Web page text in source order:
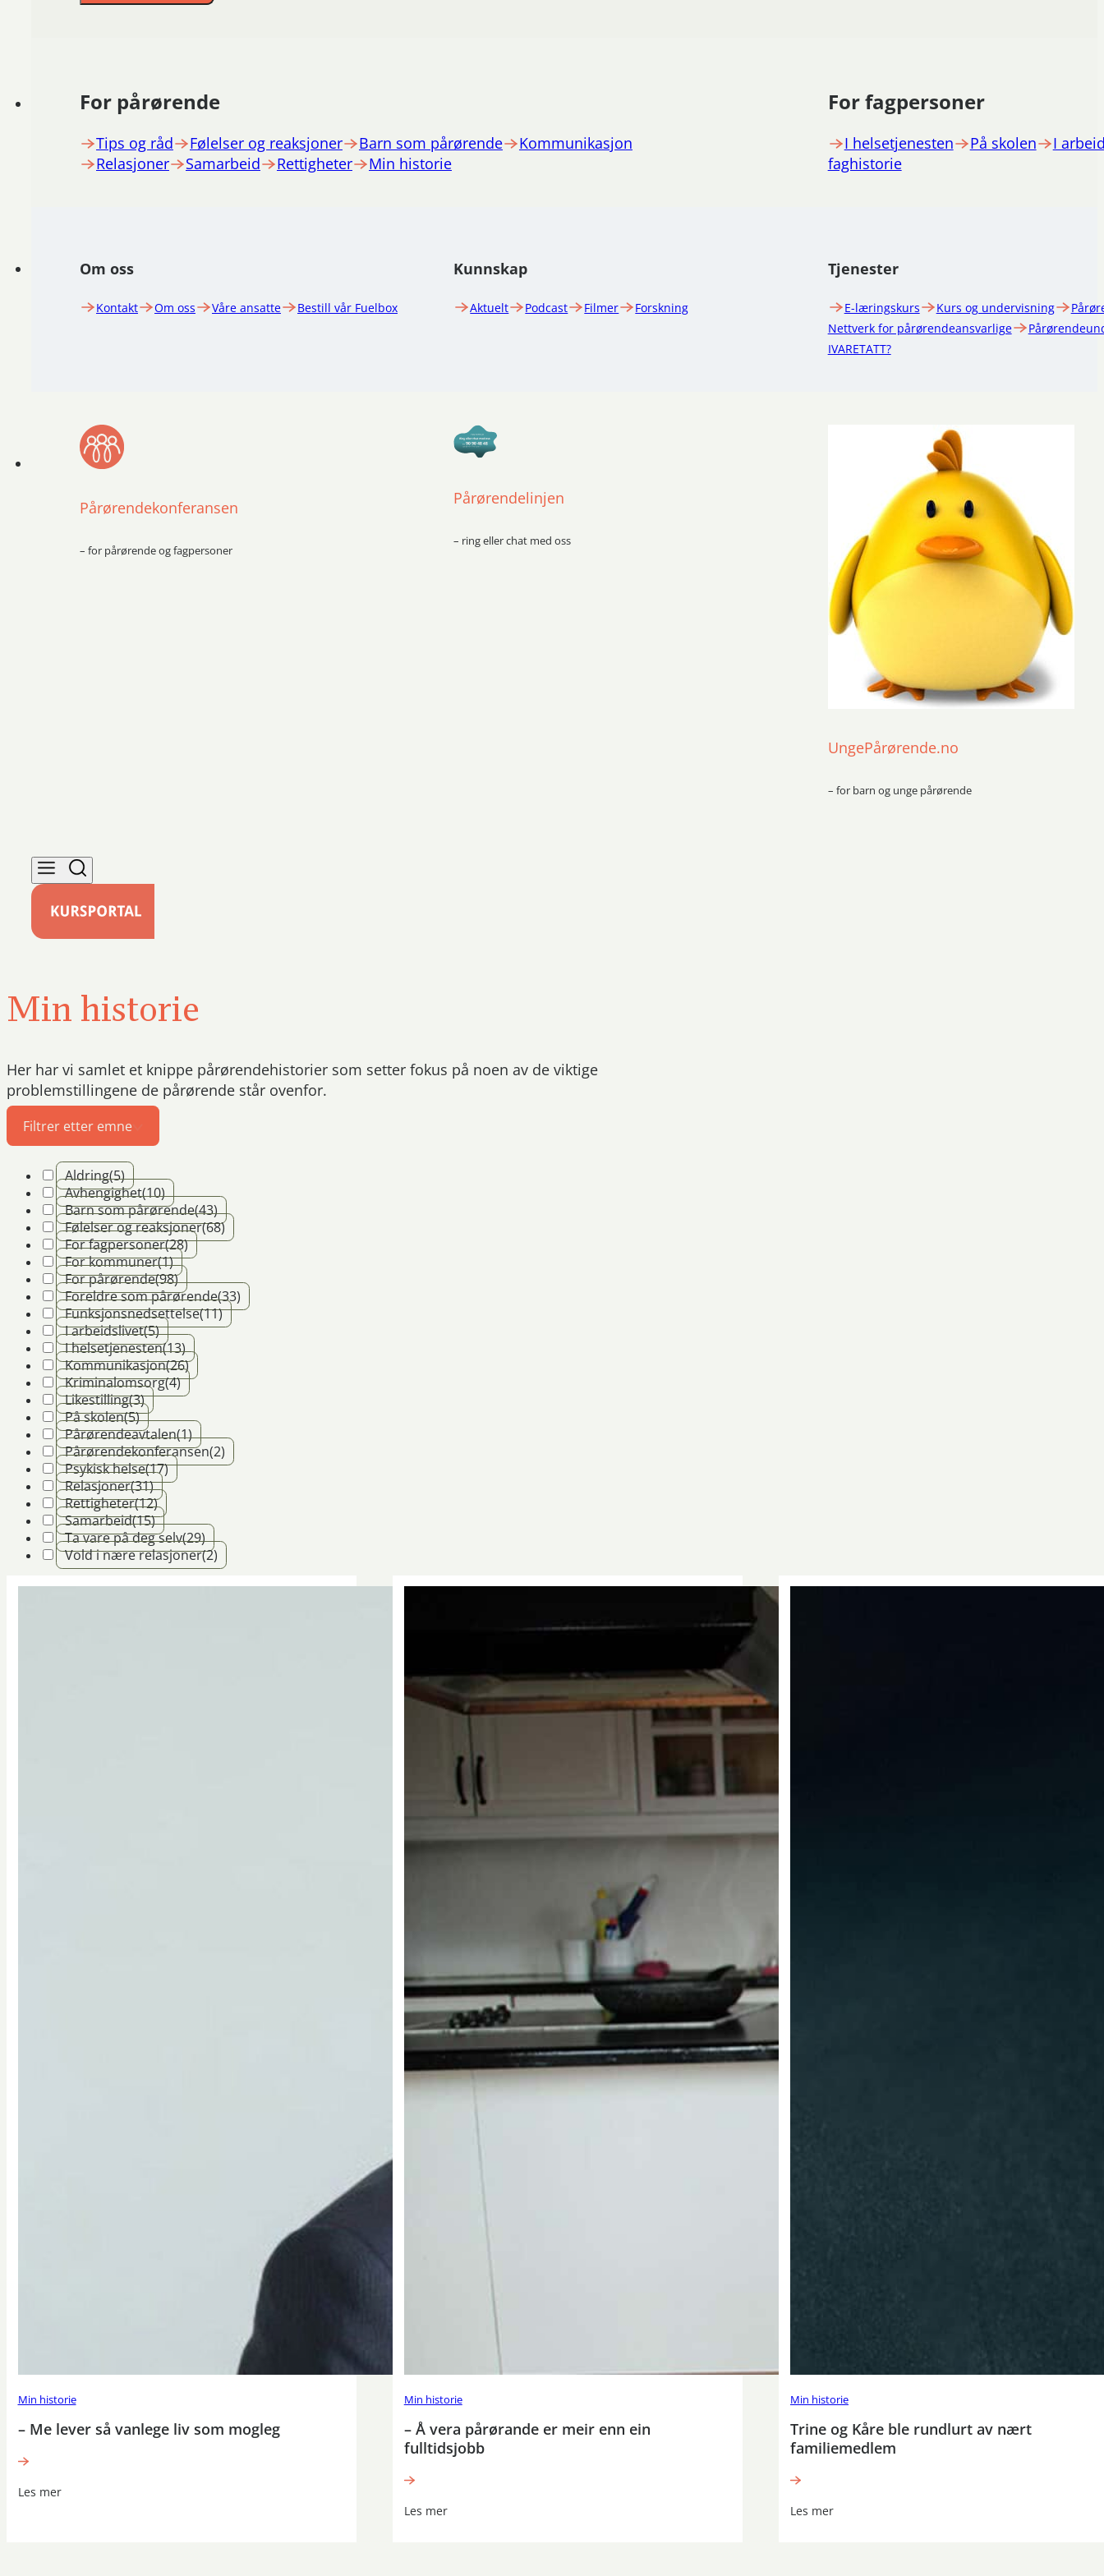
For pårørende
Tips og råd Følelser og reaksjoner Barn som pårørende
Kommunikasjon
Relasjoner
Samarbeid Rettigheter Min historie
For fagpersoner
I helsetjenesten På skolen
I
faghistorie
Om oss
Kontakt Om oss Våre ansatte Bestill vår Fuelbox
Kunnskap
Aktuelt Podcast Filmer Forskning
Tjenester
E-læringskurs Kurs og undervisning
Nettverk for pårørendeansvarlige
IVARETATT?
Pårørendekonferansen
– for pårørende og fagpersoner
Pårørendelinjen
– ring eller chat med oss
UngePårørende.no
– for barn og unge pårørende
Min historie
Her har vi samlet et knippe pårørendehistorier som setter fokus på noen av de viktige
problemstillingene de pårørende står ovenfor.
Filtrer etter emne
Aldring(5)
Avhengighet(10)
Barn som pårørende(43)
Følelser og reaksjoner(68)
For fagpersoner(28)
For kommuner(1)
For pårørende(98)
Foreldre som pårørende(33)
Funksjonsnedsettelse(11)
I arbeidslivet(5)
I helsetjenesten(13)
Kommunikasjon(26)
Kriminalomsorg(4)
Likestilling(3)
På skolen(5)
Pårørendeavtalen(1)
Pårørendekonferansen(2)
Psykisk helse(17)
Relasjoner(31)
Rettigheter(12)
Samarbeid(15)
Ta vare på deg selv(29)
Vold i nære relasjoner(2)
Min historie
– Me lever så vanlege liv som mogleg
Les mer
Min historie
– Å vera pårørande er meir enn ein
fulltidsjobb
Les mer
Min historie
Trine og Kåre ble rundlurt av nært
familiemedlem
Les mer